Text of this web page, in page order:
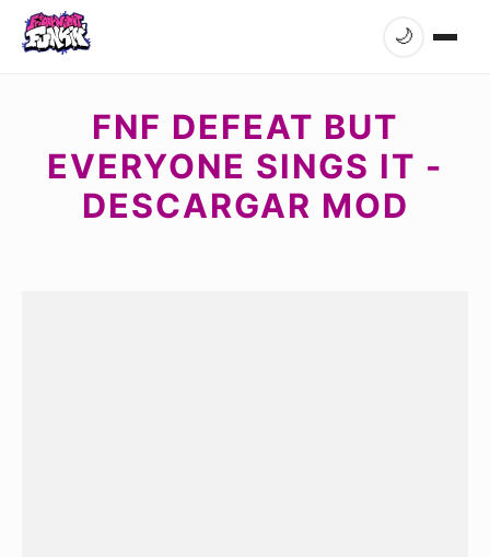
🌙
FNF DEFEAT BUT
EVERYONE SINGS IT -
DESCARGAR MOD